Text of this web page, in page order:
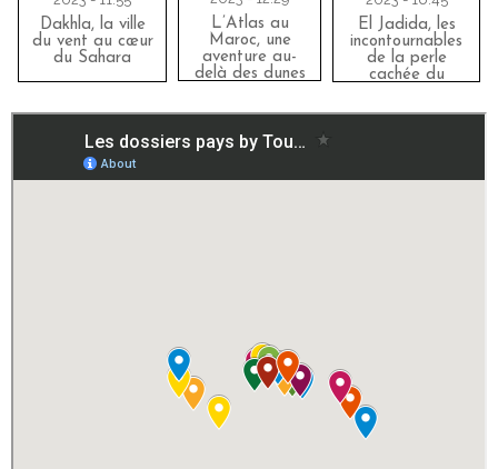
Dakhla, la ville
du vent au cœur
du Sahara
L’Atlas au
Maroc, une
aventure au-
delà des dunes
El Jadida, les
incontournables
de la perle
cachée du